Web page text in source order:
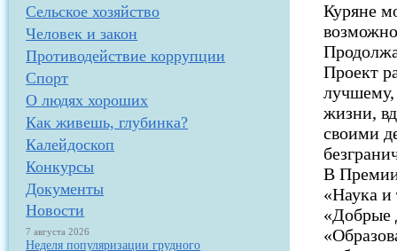
Сельское хозяйство
Человек и закон
Противодействие коррупции
Спорт
О людях хороших
Как живешь, глубинка?
Калейдоскоп
Конкурсы
Документы
Новости
7 августа 2026
Неделя популяризации грудного
Куряне
Проект
лучшему,
жизни,
своими
В
«Наука и
«Добрые